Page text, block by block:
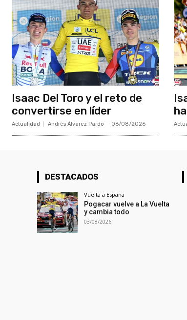
Isaac Del Toro y el reto de
convertirse en líder
Actualidad Andrés Álvarez Pardo - 06/08/2026
DESTACADOS
Vuelta a España
Pogacar vuelve a La Vuelta
y cambia todo
03/08/2026